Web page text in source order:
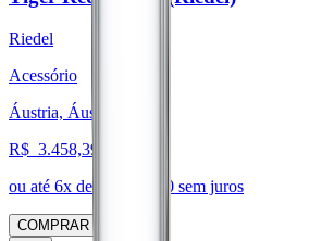
Riedel
Acessório
Áustria, Áustria
R$ 3.458,39
ou até 6x de R$ 576,40 sem juros
COMPRAR